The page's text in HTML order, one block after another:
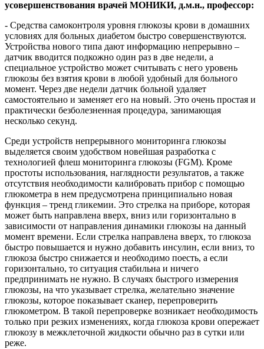
усовершенствования врачей МОНИКИ, д.м.н., профессор:
- Средства самоконтроля уровня глюкозы крови в домашних
условиях для больных диабетом быстро совершенствуются.
Устройства нового типа дают информацию непрерывно –
датчик вводится подкожно один раз в две недели, а
специальное устройство может считывать с него уровень
глюкозы без взятия крови в любой удобный для больного
момент. Через две недели датчик больной удаляет
самостоятельно и заменяет его на новый. Это очень простая и
практически безболезненная процедура, занимающая
несколько секунд.
Среди устройств непрерывного мониторинга глюкозы
выделяется своим удобством новейшая разработка с
технологией флеш мониторинга глюкозы (FGM). Кроме
простоты использования, наглядности результатов, а также
отсутствия необходимости калибровать прибор с помощью
глюкометра в нем предусмотрена принципиально новая
функция – тренд гликемии. Это стрелка на приборе, которая
может быть направлена вверх, вниз или горизонтально в
зависимости от направления динамики глюкозы на данный
момент времени. Если стрелка направлена вверх, то глюкоза
быстро повышается и нужно добавить инсулин, если вниз, то
глюкоза быстро снижается и необходимо поесть, а если
горизонтально, то ситуация стабильна и ничего
предпринимать не нужно. В случаях быстрого измерения
глюкозы, на что указывает стрелка, желательно значение
глюкозы, которое показывает сканер, перепроверить
глюкометром. В такой перепроверке возникает необходимость
только при резких изменениях, когда глюкоза крови опережает
глюкозу в межклеточной жидкости обычно раз в сутки или
реже.